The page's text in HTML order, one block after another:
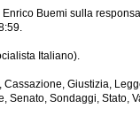
Buemi sulla
Italiano).
Giustizia,
Senato, Sondaggi, Stato,